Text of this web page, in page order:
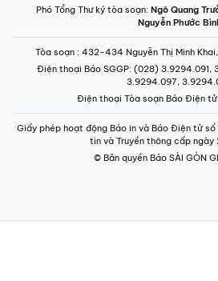
Phó Tổng Thư ký tòa soạn: Ngô Quang
Nguyễn Phước
Tòa soạn : 432-434 Nguyễn Thị Minh
Điện thoại Báo SGGP: (028) 3.9294.091,
3.9294.097,
Điện thoại Tòa soạn Báo Điện tử
Giấy phép hoạt động Báo in và Báo Điện tử
tin và Truyền thông cấp
© Bản quyền Báo SÀI GÒN